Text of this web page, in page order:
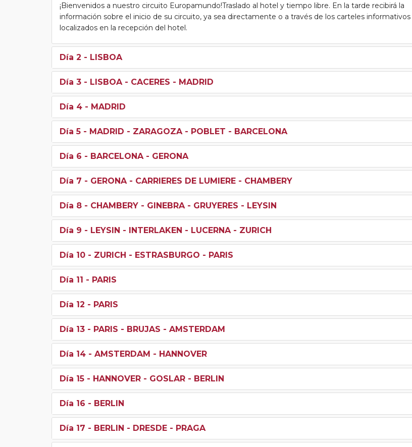
¡Bienvenidos a nuestro circuito Europamundo!Traslado al hotel y tiempo libre. En la tarde recibirá la
información sobre el inicio de su circuito, ya sea directamente o a través de los carteles informativos
localizados en la recepción del hotel.
Día 2 - LISBOA
Día 3 - LISBOA - CACERES - MADRID
Día 4 - MADRID
Día 5 - MADRID - ZARAGOZA - POBLET - BARCELONA
Día 6 - BARCELONA - GERONA
Día 7 - GERONA - CARRIERES DE LUMIERE - CHAMBERY
Día 8 - CHAMBERY - GINEBRA - GRUYERES - LEYSIN
Día 9 - LEYSIN - INTERLAKEN - LUCERNA - ZURICH
Día 10 - ZURICH - ESTRASBURGO - PARIS
Día 11 - PARIS
Día 12 - PARIS
Día 13 - PARIS - BRUJAS - AMSTERDAM
Día 14 - AMSTERDAM - HANNOVER
Día 15 - HANNOVER - GOSLAR - BERLIN
Día 16 - BERLIN
Día 17 - BERLIN - DRESDE - PRAGA